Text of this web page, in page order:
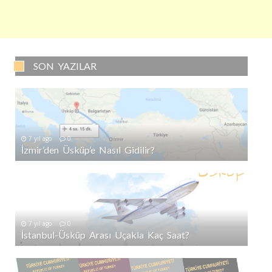
SON YAZILAR
7 yıl ago 0
İzmir’den Üsküp’e Nasıl Gidilir?
7 yıl ago 0
İstanbul-Üsküp Arası Uçakla Kaç Saat?